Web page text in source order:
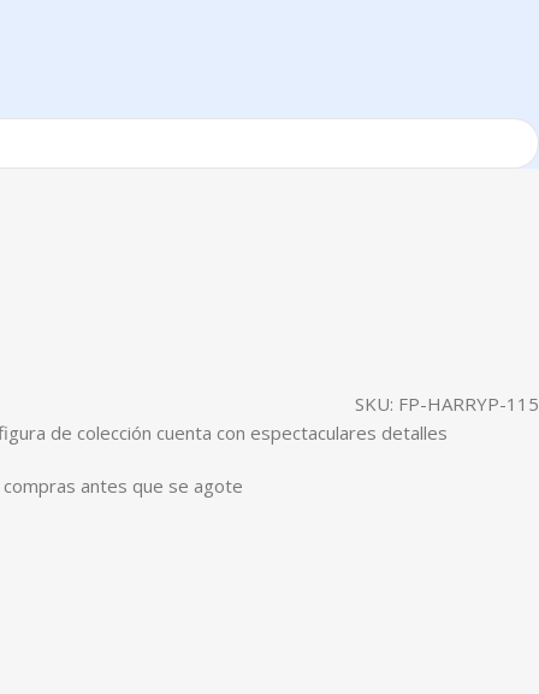
SKU: FP-HARRYP-115
de colección cuenta con espectaculares detalles
antes que se agote